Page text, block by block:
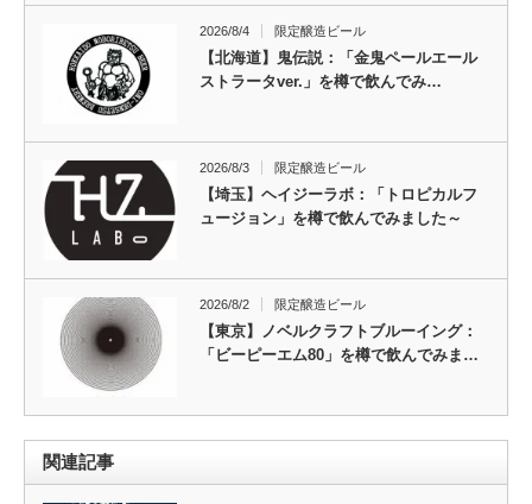
2026/8/4 限定醸造ビール
【北海道】鬼伝説：「金鬼ペールエール
ストラータver.」を樽で飲んでみ…
2026/8/3 限定醸造ビール
【埼玉】ヘイジーラボ：「トロピカルフ
ュージョン」を樽で飲んでみました～
2026/8/2 限定醸造ビール
【東京】ノベルクラフトブルーイング：
「ビーピーエム80」を樽で飲んでみま…
関連記事